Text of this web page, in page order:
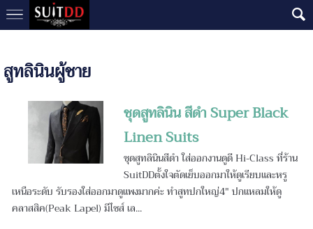
สูทลินินผู้ชาย
ชุดสูทลินิน สีดำ Super Black
Linen Suits
ชุดสูทลินินสีดำ ใส่ออกงานดูดี Hi-Class ที่ร้าน
SuitDDตั้งใจตัดเย็บออกมาให้ดูเรียบและหรู
เหนือระดับ รับรองใส่ออกมาดูแพงมากค่ะ ทำสูทปกใหญ่4" ปกแหลมให้ดู
คลาสสิค(Peak Lapel) มีไซส์ เล...